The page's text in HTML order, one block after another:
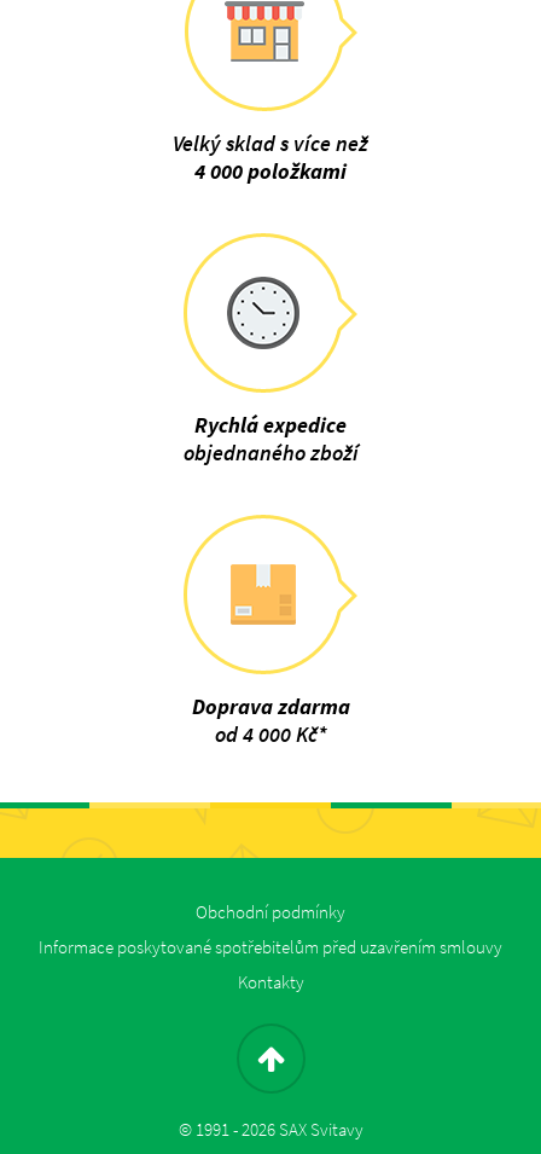
Velký sklad s více než
4 000 položkami
Rychlá expedice
objednaného zboží
Doprava zdarma
od 4 000 Kč*
Obchodní podmínky
Informace poskytované spotřebitelům před uzavřením smlouvy
Kontakty
© 1991 - 2026 SAX Svitavy